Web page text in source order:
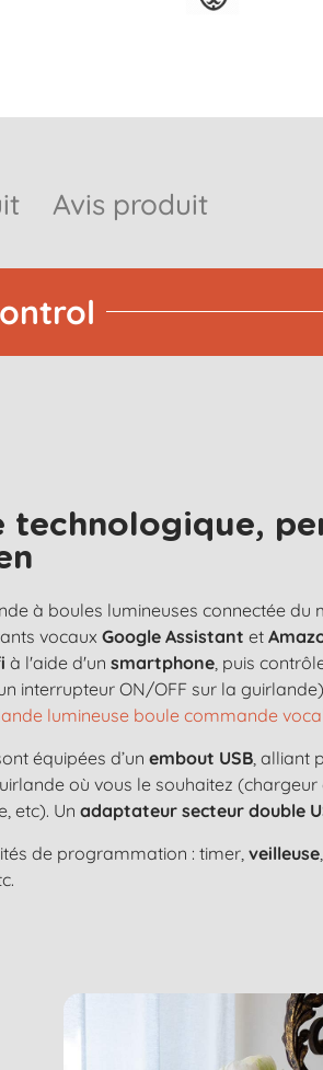
Avis produit
technologique,
à boules lumineuses connectée du
vocaux Google Assistant et
à l'aide d'unsmartphone , puis
interrupteur ON/OFF sur la
lumineuse boule commande
équipées d’unembout USB , alliant
où vous le souhaitez (chargeur
etc). Unadaptateur secteur double
de programmation : timer,veilleuse